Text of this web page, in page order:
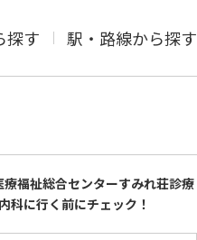
探す 駅・路線から探す
療福祉総合センターすみれ荘診療
科に行く前にチェック！